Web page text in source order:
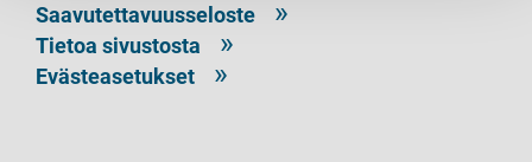
Saavutettavuusseloste
Tietoa sivustosta
Evästeasetukset